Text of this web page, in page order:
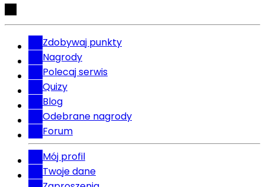
Zdobywaj punkty
Nagrody
Polecaj serwis
Quizy
Blog
Odebrane nagrody
Forum
Mój profil
Twoje dane